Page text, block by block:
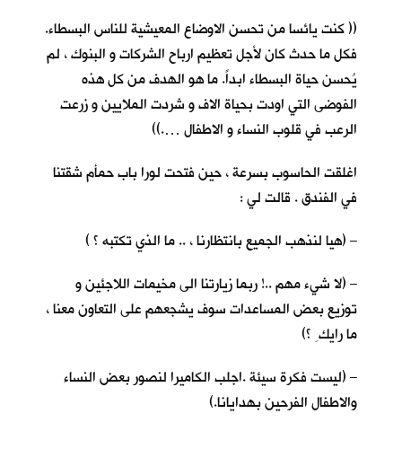
(( كنت يائسا من تحسن الاوضاع المعيشية للناس البسطاء.
فكل ما حدث كان لأجل تعظيم ارباح الشركات و البنوك ، لم
يُحسن حياة البسطاء ابداً. ما هو الهدف من كل هذه
الفوضى التي اودت بحياة الاف و شردت الملايين و زرعت
الرعب في قلوب النساء و الاطفال ….))
اغلقت الحاسوب بسرعة ، حين فتحت لورا باب حمأم شقتنا
في الفندق . قالت لي :
– (هيا لنذهب الجميع بانتظارنا ، .. ما الذي تكتبه ؟ )
– (لا شيء مهم ..! ربما زيارتنا الى مخيمات اللاجئين و
توزيع بعض المساعدات سوف يشجعهم على التعاون معنا ،
ما رايك ِ ؟)
– (ليست فكرة سيئة .اجلب الكاميرا لنصور بعض النساء
والاطفال الفرحين بهدايانا.)